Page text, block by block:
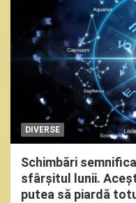
DIVERSE
Schimbări
sfârșitul lunii.
putea să piardă